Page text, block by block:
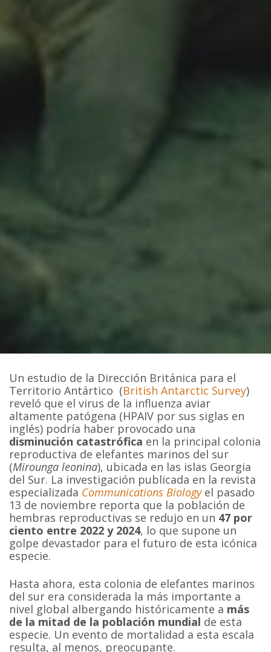
Un estudio de la Dirección Británica para el
Territorio Antártico (British Antarctic Survey)
reveló que el virus de la influenza aviar
altamente patógena (HPAIV por sus siglas en
inglés) podría haber provocado una
disminución catastrófica en la principal colonia
reproductiva de elefantes marinos del sur
(Mirounga leonina), ubicada en las islas Georgia
del Sur. La investigación publicada en la revista
especializada Communications Biology el pasado
13 de noviembre reporta que la población de
hembras reproductivas se redujo en un 47 por
ciento entre 2022 y 2024, lo que supone un
golpe devastador para el futuro de esta icónica
especie.
Hasta ahora, esta colonia de elefantes marinos
del sur era considerada la más importante a
nivel global albergando históricamente a más
de la mitad de la población mundial de esta
especie. Un evento de mortalidad a esta escala
resulta, al menos, preocupante.